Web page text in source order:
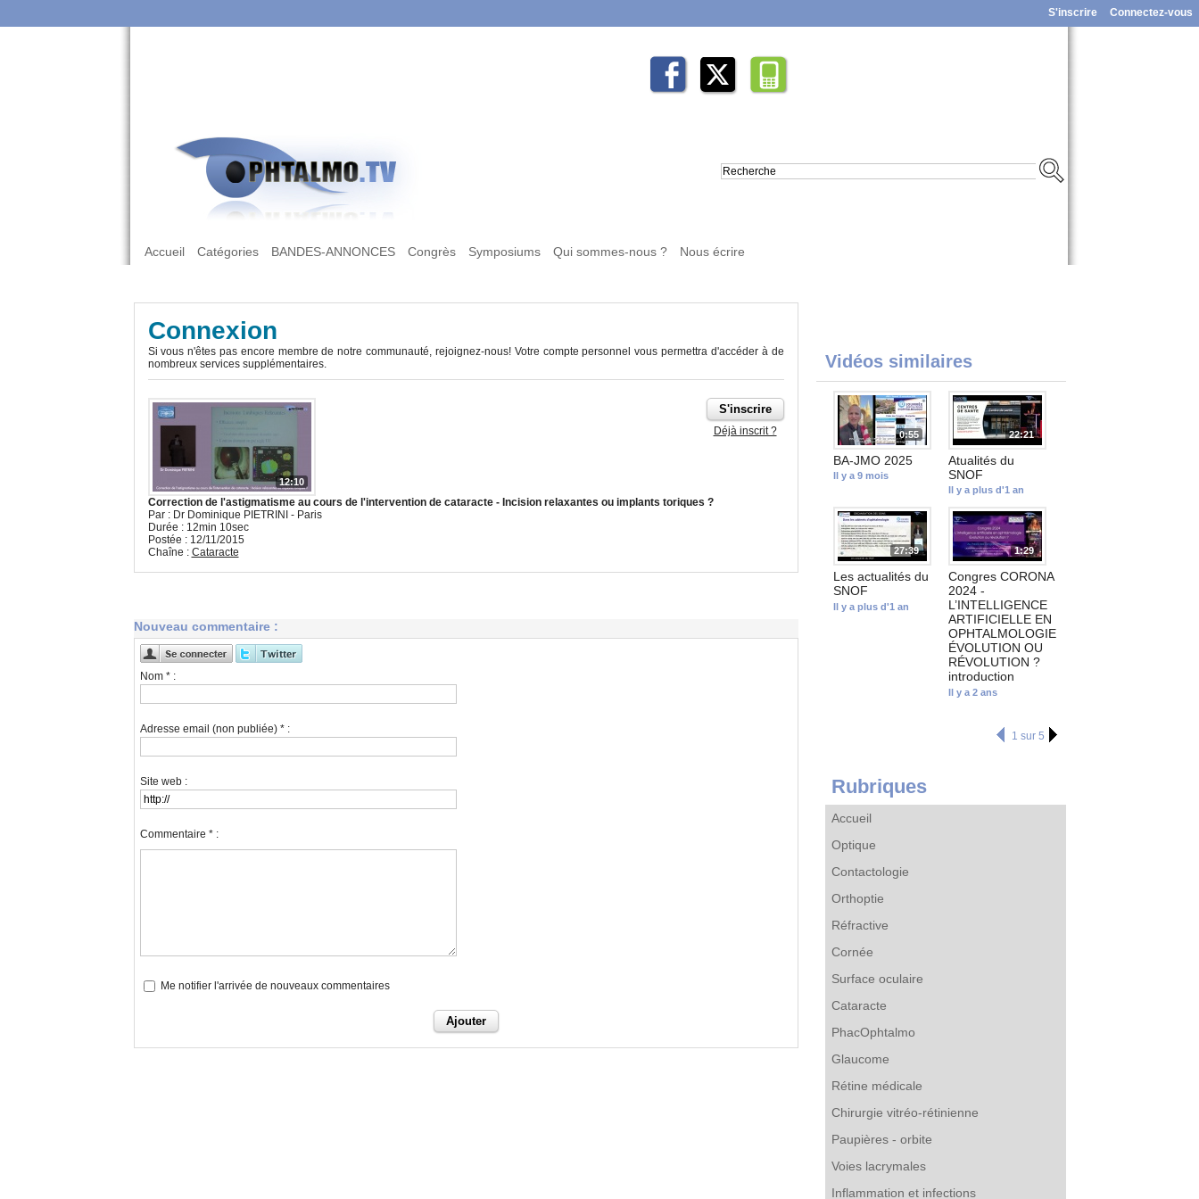
Connectez-vous
S'inscrire
Accueil Catégories BANDES-ANNONCES Congrès Symposiums Qui sommes-nous ? Nous écrire
Vidéos similaires
0:55
BA-JMO 2025
Il y a 9 mois
22:21
Atualités du
SNOF
Il y a plus d'1 an
27:39
Les actualités du
SNOF
Il y a plus d'1 an
1:29
Congres CORONA
2024 -
L’INTELLIGENCE
ARTIFICIELLE EN
OPHTALMOLOGIE
ÉVOLUTION OU
RÉVOLUTION ?
introduction
Il y a 2 ans
1 sur 5
Rubriques
Accueil
Optique
Contactologie
Orthoptie
Réfractive
Cornée
Surface oculaire
Cataracte
PhacOphtalmo
Glaucome
Rétine médicale
Chirurgie vitréo-rétinienne
Paupières - orbite
Voies lacrymales
Inflammation et infections
Connexion
Si vous n'êtes pas encore membre de notre communauté, rejoignez-nous! Votre compte personnel vous permettra d'accéder à de
nombreux services supplémentaires.
Déjà inscrit ?
12:10
Correction de l'astigmatisme au cours de l'intervention de cataracte - Incision relaxantes ou implants toriques ?
Par : Dr Dominique PIETRINI - Paris
Durée : 12min 10sec
Postée : 12/11/2015
Chaîne : Cataracte
Nouveau commentaire :
Nom * :
Adresse email (non publiée) * :
Site web :
Commentaire * :
Me notifier l'arrivée de nouveaux commentaires